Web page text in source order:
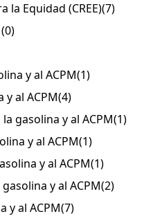
la Equidad (CREE)(7)
(0)
y al ACPM(1)
y al ACPM(4)
gasolina y al ACPM(1)
y al ACPM(1)
y al ACPM(1)
y al ACPM(2)
y al ACPM(7)